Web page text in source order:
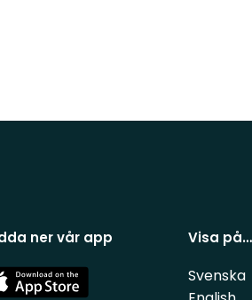
ner vår app Visa på…
Svenska